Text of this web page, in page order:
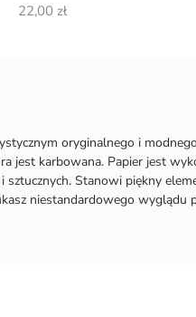
22,00 zł
oryginalnego i
karbowana. Papier jest
Stanowi piękny
niestandardowego wyglądu